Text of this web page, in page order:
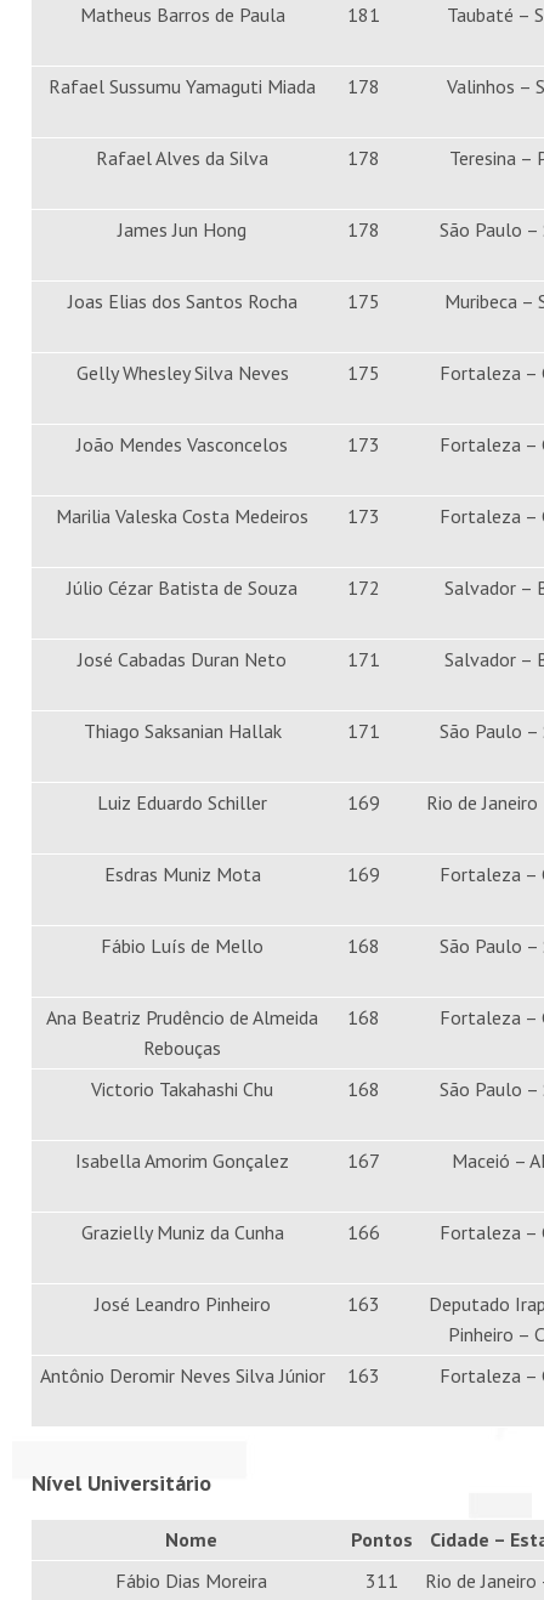
Matheus Barros de Paula 181 Taubaté –
Rafael Sussumu Yamaguti Miada 178 Valinhos –
Rafael Alves da Silva 178 Teresina –
James Jun Hong 178 São Paulo –
Joas Elias dos Santos Rocha 175 Muribeca –
Gelly Whesley Silva Neves 175 Fortaleza –
João Mendes Vasconcelos 173 Fortaleza –
Marilia Valeska Costa Medeiros 173 Fortaleza –
Júlio Cézar Batista de Souza 172 Salvador –
José Cabadas Duran Neto 171 Salvador –
Thiago Saksanian Hallak 171 São Paulo –
Luiz Eduardo Schiller 169 Rio de Janeiro
Esdras Muniz Mota 169 Fortaleza –
Fábio Luís de Mello 168 São Paulo –
Ana Beatriz Prudêncio de Almeida
Rebouças
168 Fortaleza –
Victorio Takahashi Chu 168 São Paulo –
Isabella Amorim Gonçalez 167 Maceió –
Grazielly Muniz da Cunha 166 Fortaleza –
José Leandro Pinheiro 163
Deputado
Pinheiro –
Antônio Deromir Neves Silva Júnior
163 Fortaleza –
Nível Universitário
Nome Pontos
Cidade –
Fábio Dias Moreira
311 Rio de Janeiro